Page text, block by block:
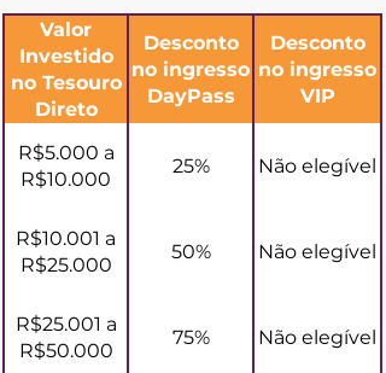
Valor
Investido
no Tesouro
Direto
Desconto
no ingresso
DayPass
Desconto
no ingresso
VIP
R$5.000 a
R$10.000
25% Não elegível
R$10.001 a
R$25.000
50% Não elegível
R$25.001 a
R$50.000
75% Não elegível